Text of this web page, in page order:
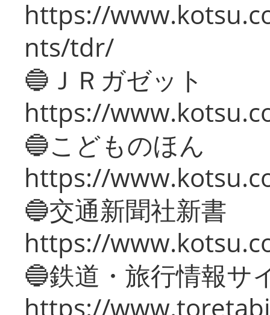
https://
nts/tdr/
🔵ＪＲガゼット
https://
🔵こどものほん
https://
🔵交通新聞社新書
https://
🔵鉄道・旅行情報サ
https://